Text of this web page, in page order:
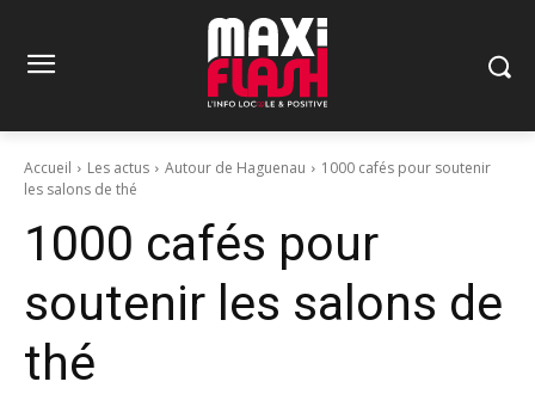
Accueil Les actus Autour de Haguenau
1000 cafés pour soutenir
les salons de thé
1000 cafés pour
soutenir les salons de
thé